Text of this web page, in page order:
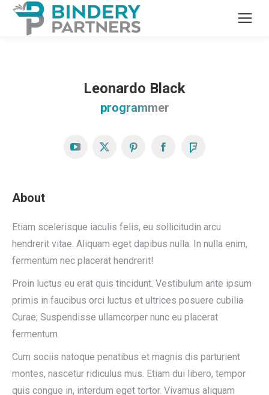
Leonardo Black
programmer
YouTube
X PinterestFacebookFoursquare
About
Etiam scelerisque iaculis felis, eu sollicitudin arcu
hendrerit vitae. Aliquam eget dapibus nulla. In nulla enim,
fermentum nec placerat hendrerit!
Proin luctus eu erat quis tincidunt. Vestibulum ante ipsum
primis in faucibus orci luctus et ultrices posuere cubilia
Curae; Suspendisse ullamcorper nunc eu placerat
fermentum.
Cum sociis natoque penatibus et magnis dis parturient
montes, nascetur ridiculus mus. Etiam dui libero, tempor
quis congue in, interdum eget tortor. Vivamus aliquam